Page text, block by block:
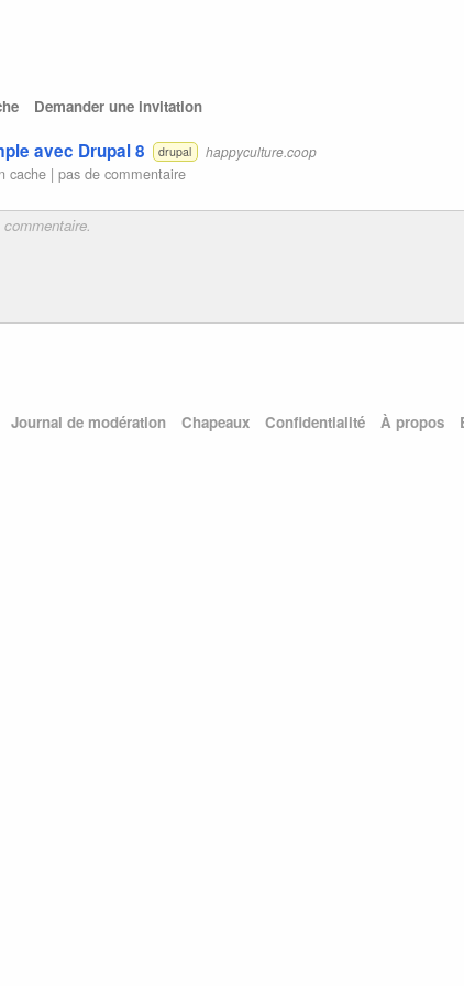
Demander une invitation
avec Drupal 8 drupal happyculture.coop
cache |pas de commentaire
Journal de modération Chapeaux Confidentialité À propos